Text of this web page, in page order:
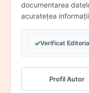
documentarea
acuratețea
✓Verificat
Profil Autor